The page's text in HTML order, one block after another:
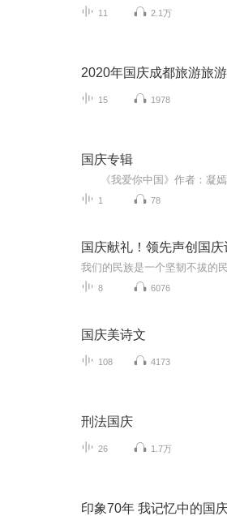
11 2.1万
2020年国庆成都旅游旅游
15 1978
国庆专辑
1 78
国庆献礼！领先声创国
8 6076
国庆美诗文
108 4173
刑法国庆
26 1.7万
印象70年 我记忆中的国